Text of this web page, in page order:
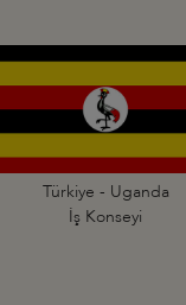
Türkiye - Uganda
İş Konseyi